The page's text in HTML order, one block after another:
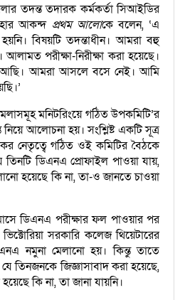
তদন্ত তদারক কর্মকর্তা সিআইডির
আকন্দ প্রথম আলোকে বলেন, ‘এ
বিষয়টি তদন্তাধীন। আমরা বহু
আলামত পরীক্ষা-নিরীক্ষা করা হয়েছে।
আমরা আসলে বসে নেই। আমি
মনিটরিংয়ে গঠিত উপকমিটি’র
আলোচনা হয়। সংশ্লিষ্ট একটি সূত্র
নেতৃত্বে গঠিত ওই কমিটির বৈঠকে
ডিএনএ প্রোফাইল পাওয়া যায়,
হয়েছে কি না, তা-ও জানতে চাওয়া
ডিএনএ পরীক্ষার ফল পাওয়ার পর
সরকারি কলেজ থিয়েটারের
নমুনা মেলানো হয়। কিন্তু তাতে
তিনজনকে জিজ্ঞাসাবাদ করা হয়েছে,
কি না, তা জানা যায়নি।